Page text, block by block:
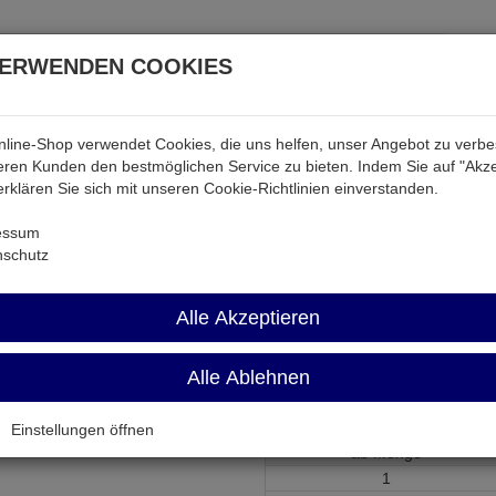
& Akkus Audio & Video Strom Tab &
PT16VA 2X6V
Print-Transformator 2x 6V 2x
1
COOKIES
Shop verwendet Cookies, die uns helfen, unser Angebot zu
Kunden den bestmöglichen Service zu bieten. Indem Sie auf
Sie sich mit unseren Cookie-Richtlinien einverstanden.
Alle Akzeptieren
Alle Ablehnen
Einstellungen öffnen